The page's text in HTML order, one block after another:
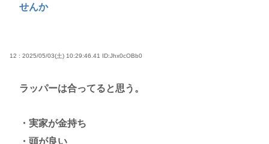
せんか
12 : 2025/05/03(土) 10:29:46.41 ID:Jhx0cOBb0
ラッパーは合ってると思う。
・実家が金持ち
・頭が良い